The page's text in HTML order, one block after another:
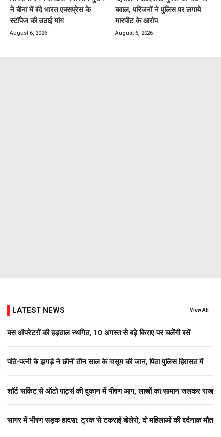
ने बीना में बंदे भारत एक्सप्रेस के
स्टॉपेज की उठाई मांग
August 6, 2026
बवाल, परिजनों ने पुलिस पर लगाये
मारपीट के आरोप
August 6, 2026
LATEST NEWS View All
बस ऑपरेटरों की हड़ताल स्थगित, 10 अगस्त से बढ़े किराए पर चलेंगी बसें
पति-पत्नी के झगड़े ने छीनी तीन साल के मासूम की जान, पिता पुलिस हिरासत में
शॉर्ट सर्किट से ऑटो पार्ट्स की दुकान में भीषण आग, लाखों का सामान जलकर राख
सागर में भीषण सड़क हादसा: ट्रक से टकराई बोलेरो, दो महिलाओं की दर्दनाक मौत